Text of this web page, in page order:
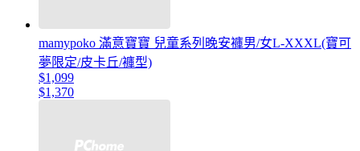
mamypoko 滿意寶寶 兒童系列晚安褲男/女L-XXXL(寶可
夢限定/皮卡丘/褲型)
$1,099
$1,370